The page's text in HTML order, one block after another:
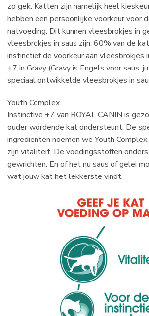
zo gek. Katten zijn namelijk heel
hebben een persoonlijke voorkeur voor
natvoeding. Dit kunnen vleesbrokjes in
vleesbrokjes in saus zijn. 60% van de
instinctief de voorkeur aan vleesbrokjes
+7 in Gravy (Gravy is Engels voor saus,
speciaal ontwikkelde vleesbrokjes in
Youth Complex
Instinctive +7 van ROYAL CANIN is
ouder wordende kat ondersteunt. De
ingrediënten noemen we Youth
zijn vitaliteit. De voedingsstoffen
gewrichten. En of het nu saus of gelei
wat jouw kat het lekkerste vindt.